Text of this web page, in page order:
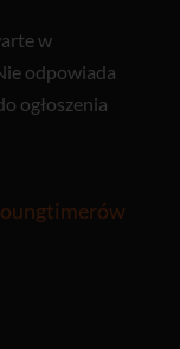
w
odpowiada
ogłoszenia